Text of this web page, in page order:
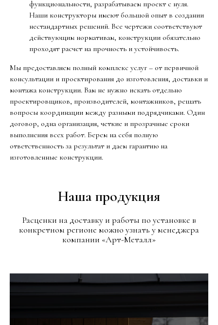
функциональности, разрабатываем проект с нуля.
Наши конструкторы имеют большой опыт в создании
нестандартных решений. Все чертежи соответствуют
действующим нормативам, конструкции обязательно
проходят расчет на прочность и устойчивость.
Мы предоставляем полный комплекс услуг – от первичной
консультации и проектирования до изготовления, доставки и
монтажа конструкции. Вам не нужно искать отдельно
проектировщиков, производителей, монтажников, решать
вопросы координации между разными подрядчиками. Один
договор, одна организация, четкие и прозрачные сроки
выполнения всех работ. Берем на себя полную
ответственность за результат и даем гарантию на
изготовленные конструкции.
Наша продукция
Расценки на доставку и работы по установке в
конкретном регионе можно узнать у менеджера
компании «Арт-Металл»